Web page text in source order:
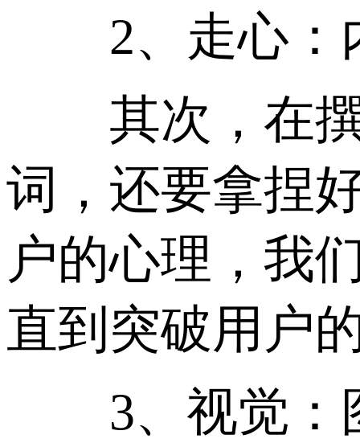
2、走心：
其次，在撰
词，还要拿捏
户的心理，我
直到突破用户
3、视觉：